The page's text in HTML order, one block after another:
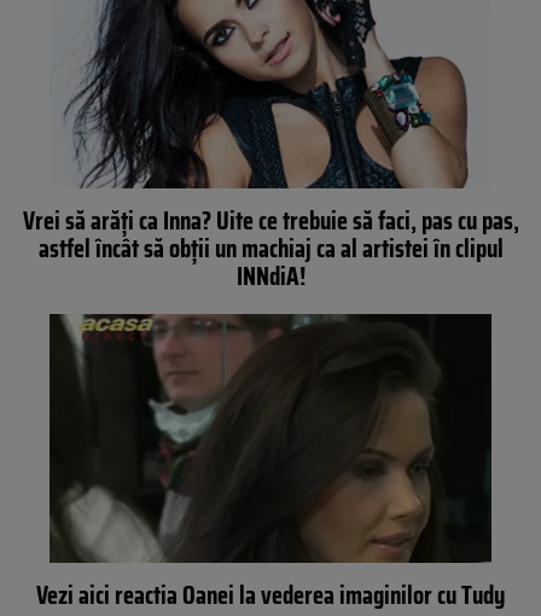
Vrei să arăţi ca Inna? Uite ce trebuie să faci, pas cu pas,
astfel încât să obţii un machiaj ca al artistei în clipul
INNdiA!
Vezi aici reactia Oanei la vederea imaginilor cu Tudy